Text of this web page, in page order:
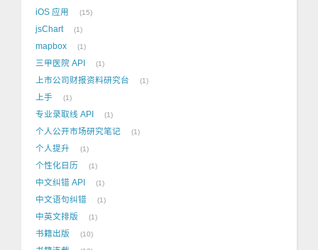
iOS 应用 15
jsChart 1
mapbox 1
三甲医院 API 1
上市公司财报资料研究台 1
上手 1
专业录取线 API 1
个人公开市场研究笔记 1
个人提升 1
个性化日历 1
中文纠错 API 1
中文语句纠错 1
中英文排版 1
书籍出版 10